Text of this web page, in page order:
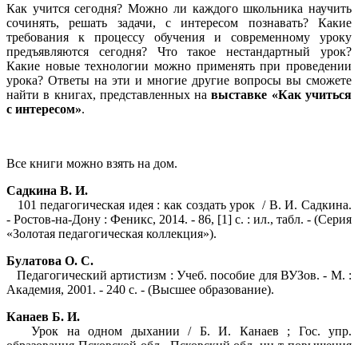
Как учится сегодня? Можно ли каждого школьника научить
сочинять, решать задачи, с интересом познавать? Какие
требования к процессу обучения и современному уроку
предъявляются сегодня? Что такое нестандартный урок?
Какие новые технологии можно применять при проведении
урока? Ответы на эти и многие другие вопросы вы сможете
найти в книгах, представленных на выставке «Как учиться
с интересом».
Все книги можно взять на дом.
Садкина В. И.
101 педагогическая идея : как создать урок / В. И. Садкина.
- Ростов-на-Дону : Феникс, 2014. - 86, [1] с. : ил., табл. - (Серия
«Золотая педагогическая коллекция»).
Булатова О. С.
Педагогический артистизм : Учеб. пособие для ВУЗов. - М. :
Академия, 2001. - 240 с. - (Высшее образование).
Канаев Б. И.
Урок на одном дыхании / Б. И. Канаев ; Гос. упр.